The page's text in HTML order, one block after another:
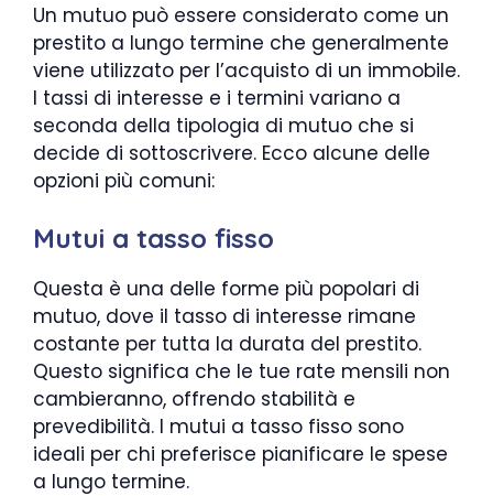
Un mutuo può essere considerato come un
prestito a lungo termine che generalmente
viene utilizzato per l’acquisto di un immobile.
I tassi di interesse e i termini variano a
seconda della tipologia di mutuo che si
decide di sottoscrivere. Ecco alcune delle
opzioni più comuni:
Mutui a tasso fisso
Questa è una delle forme più popolari di
mutuo, dove il tasso di interesse rimane
costante per tutta la durata del prestito.
Questo significa che le tue rate mensili non
cambieranno, offrendo stabilità e
prevedibilità. I mutui a tasso fisso sono
ideali per chi preferisce pianificare le spese
a lungo termine.